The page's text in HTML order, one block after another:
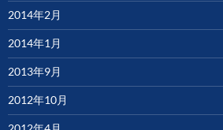
2014年2月
2014年1月
2013年9月
2012年10月